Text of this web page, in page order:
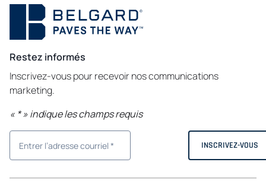
Restez informés
Inscrivez-vous pour recevoir nos communications
marketing.
« *» indique les champs requis